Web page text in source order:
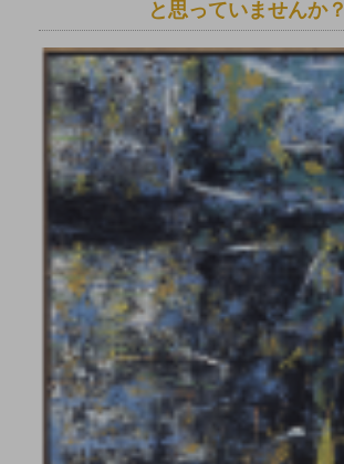
と思っていませんか？